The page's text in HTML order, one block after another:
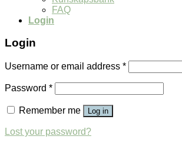
FAQ
Login
Login
Username or email address *
Password *
Remember me Log in
Lost your password?